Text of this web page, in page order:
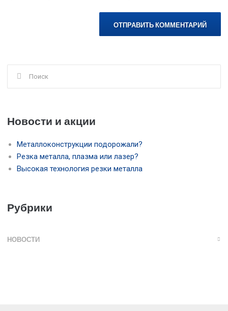
Новости и акции
Металлоконструкции подорожали?
Резка металла, плазма или лазер?
Высокая технология резки металла
Рубрики
НОВОСТИ